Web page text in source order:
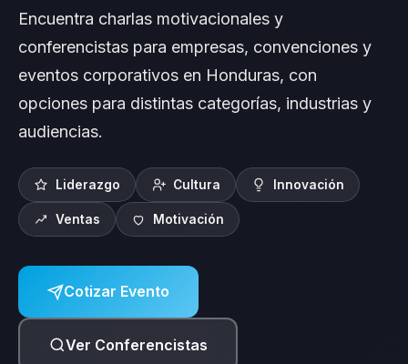
Encuentra charlas motivacionales y
conferencistas para empresas, convenciones y
eventos corporativos en Honduras, con
opciones para distintas categorías, industrias y
audiencias.
Liderazgo Cultura Innovación
Ventas Motivación
Cotizar Evento
Ver Conferencistas